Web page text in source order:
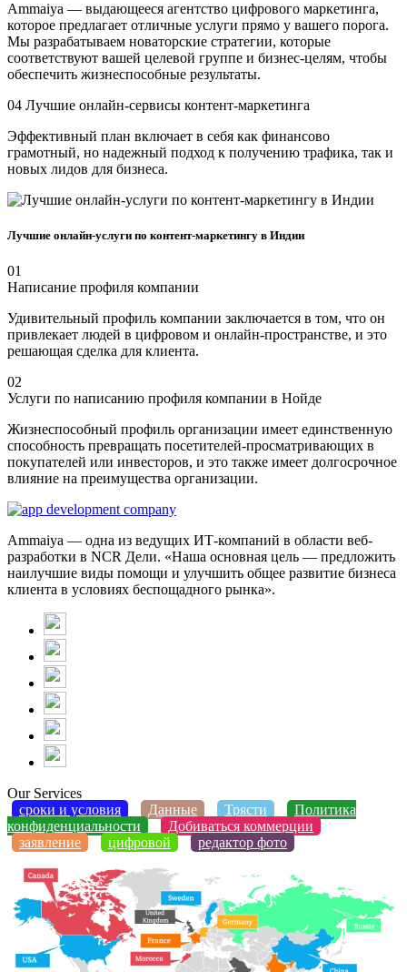
Ammaiya — выдающееся агентство цифрового маркетинга,
которое предлагает отличные услуги прямо у вашего порога.
Мы разрабатываем новаторские стратегии, которые
соответствуют вашей целевой группе и бизнес-целям, чтобы
обеспечить жизнеспособные результаты.
04 Лучшие онлайн-сервисы контент-маркетинга
Эффективный план включает в себя как финансово
грамотный, но надежный подход к получению трафика, так и
новых лидов для бизнеса.
Лучшие онлайн-услуги по контент-маркетингу в Индии
01
Написание профиля компании
Удивительный профиль компании заключается в том, что он
привлекает людей в цифровом и онлайн-пространстве, и это
решающая сделка для клиента.
02
Услуги по написанию профиля компании в Нойде
Жизнеспособный профиль организации имеет единственную
способность превращать посетителей-просматривающих в
покупателей или инвесторов, и это также имеет долгосрочное
влияние на преимущества организации.
Ammaiya — одна из ведущих ИТ-компаний в области веб-
разработки в NCR Дели. «Наша основная цель — предложить
наилучшие виды помощи и улучшить общее развитие бизнеса
клиента в условиях беспощадного рынка».
Our Services
сроки и условия
Данные Трясти
Политика
конфиденциальности
Добиваться коммерции
заявление
цифровой редактор фото